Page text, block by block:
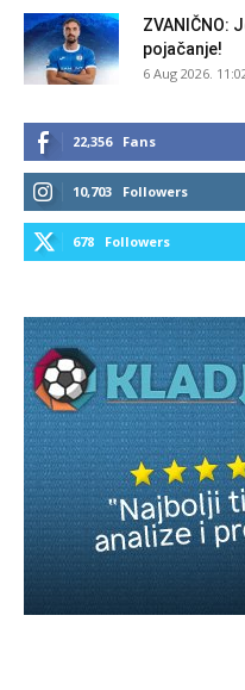
ZVANIČNO:
pojačanje!
6 Aug 2026.
22,356 Fans
10,703 Followers
678 Followers